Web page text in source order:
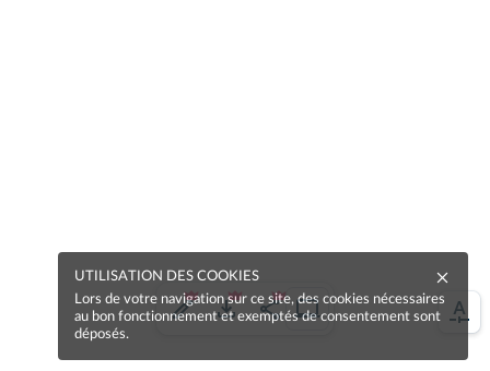
UTILISATION DES COOKIES
Lors de votre navigation sur ce site, des cookies nécessaires
au bon fonctionnement et exemptés de consentement sont
déposés.